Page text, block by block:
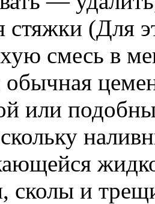
стяжки (Для
смесь в
обычная
или
сколы и